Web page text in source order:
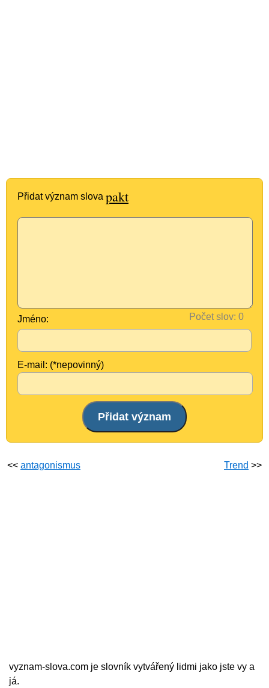
Přidat význam slova pakt
Počet slov:
Jméno:
E-mail: (*nepovinný)
<< antagonismus Trend >>
vyznam-slova.com je slovník vytvářený lidmi jako jste vy a
já.